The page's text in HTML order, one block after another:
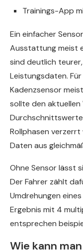
Trainings-App
Ein einfacher
Ausstattung meist
sind deutlich
Leistungsdaten.
Kadenzsensor
sollte den
Rollphasen
Daten aus
Ohne Sensor lässt
Der Fahrer zählt
Umdrehungen
Ergebnis mit 4
entsprechen
Wie kann